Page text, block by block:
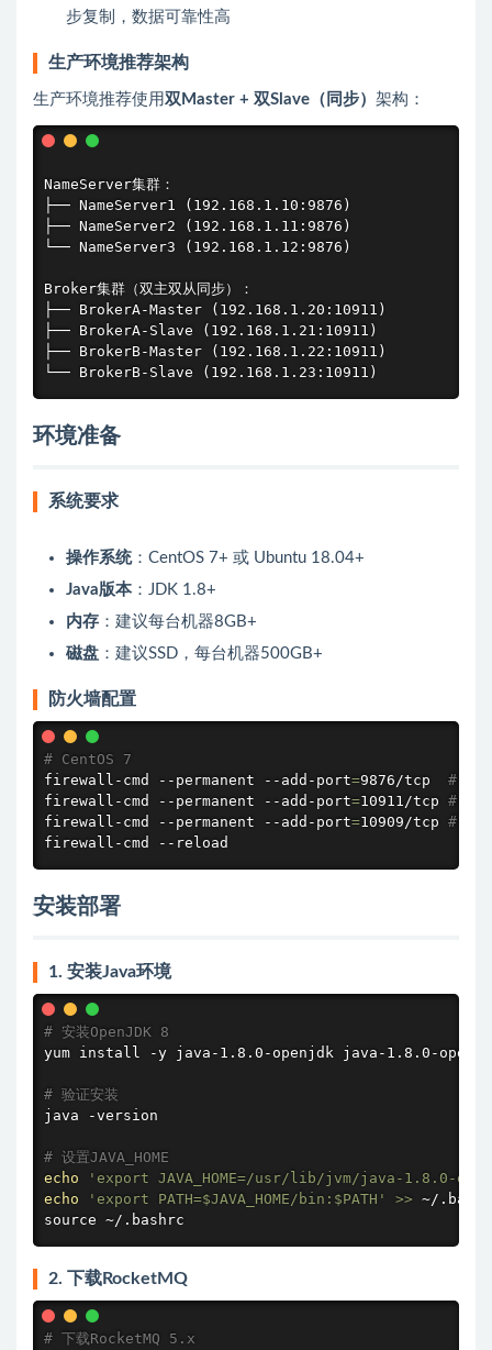
步复制，数据可靠性高
生产环境推荐架构
生产环境推荐使用双Master + 双Slave（同步） 架构：
NameServer集群：
├── NameServer1 (192.168.1.10:9876)
├── NameServer2 (192.168.1.11:9876)
└── NameServer3 (192.168.1.12:9876)
Broker集群（双主双从同步）：
├── BrokerA-Master (192.168.1.20:10911)
├── BrokerA-Slave (192.168.1.21:10911)
├── BrokerB-Master (192.168.1.22:10911)
环境准备
系统要求
操作系统：CentOS 7+ 或 Ubuntu 18.04+
Java版本：JDK 1.8+
内存 ：建议每台机器8GB+
磁盘 ：建议SSD，每台机器500GB+
防火墙配置
# CentOS 7
firewall-cmd --permanent --add-port=9876/tcp #
firewall-cmd --permanent --add-port=10911/tcp #
firewall-cmd --permanent --add-port=10909/tcp #
firewall-cmd --reload
安装部署
1. 安装Java环境
# 安装OpenJDK 8
yum install -y java-1.8.0-openjdk java-1.8.0-
# 验证安装
java -version
# 设置JAVA_HOME
echo
'export JAVA_HOME=/usr/lib/jvm/java-1.8.0-
echo
'export PATH=$JAVA_HOME/bin: $PATH '
>>
source ~/.bashrc
2. 下载RocketMQ
# 下载RocketMQ 5.x